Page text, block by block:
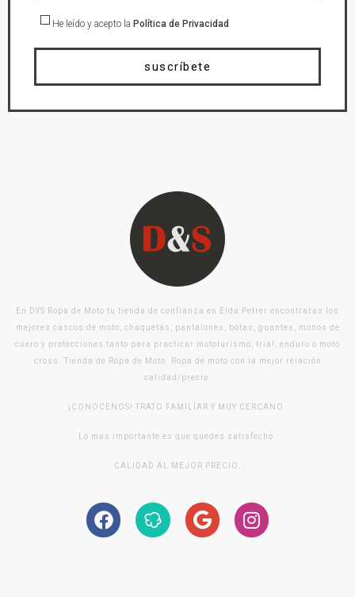
He leído y acepto la Política de Privacidad
suscríbete
En DYS Ropa de Moto tu tienda de confianza en Elda Petrer encontraras los
mejores cascos de moto, chaquetas, pantalones, botas, guantes, monos de
cuero y protecciones tanto para practicar mototurismo, trial, enduro o moto
cross. Tienda de Ropa de Moto. Ropa de moto con la mejor relación
calidad/precio.
¡CONOCENOS! TRATO FAMILIAR Y MUY CERCANO.
Lo mas importante es que quedes satisfecho.
CALIDAD AL MEJOR PRECIO.